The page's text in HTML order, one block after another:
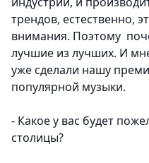
трендов, естественно,
внимания. Поэтому
лучшие из лучших. И
уже сделали нашу
популярной музыки.
- Какое у вас будет
столицы?